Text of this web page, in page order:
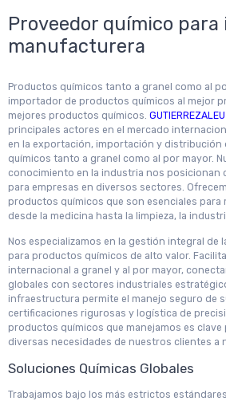
Proveedor químico
manufacturera
Productos químicos tanto a granel como al
importador de productos químicos al mejor
mejores productos químicos. GUTIERREZALEU
principales actores en el mercado
en la exportación, importación y distribución
químicos tanto a granel como al por mayor.
conocimiento en la industria nos posicionan
para empresas en diversos sectores.
productos químicos que son esenciales para
desde la medicina hasta la limpieza, la
Nos especializamos en la gestión integral de
para productos químicos de alto valor.
internacional a granel y al por mayor,
globales con sectores industriales
infraestructura permite el manejo seguro de
certificaciones rigurosas y logística de
productos químicos que manejamos es clave
diversas necesidades de nuestros clientes a
Soluciones Químicas Globales
Trabajamos bajo los más estrictos estándares